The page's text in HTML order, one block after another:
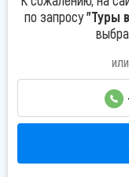
по запросу"Туры